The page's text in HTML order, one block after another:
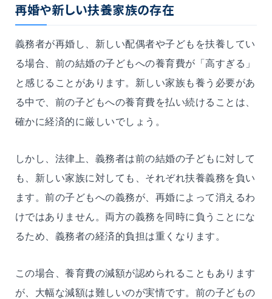
再婚や新しい扶養家族の存在
義務者が再婚し、新しい配偶者や子どもを扶養してい
る場合、前の結婚の子どもへの養育費が「高すぎる」
と感じることがあります。新しい家族も養う必要があ
る中で、前の子どもへの養育費を払い続けることは、
確かに経済的に厳しいでしょう。
しかし、法律上、義務者は前の結婚の子どもに対して
も、新しい家族に対しても、それぞれ扶養義務を負い
ます。前の子どもへの義務が、再婚によって消えるわ
けではありません。両方の義務を同時に負うことにな
るため、義務者の経済的負担は重くなります。
この場合、養育費の減額が認められることもあります
が、大幅な減額は難しいのが実情です。前の子どもの